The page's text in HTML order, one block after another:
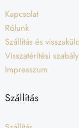
Kapcsolat
Rólunk
Szállítás és
Visszatérítési
Impresszum
Szállítás